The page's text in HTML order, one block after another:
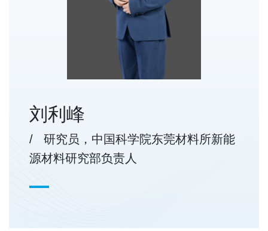
刘利峰
/ 研究员，中国科学院东莞材料所新能
源材料研究部负责人